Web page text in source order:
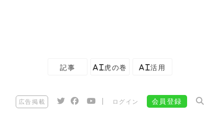
記事 AI虎の巻 AI活用
広告掲載 ログイン 会員登録